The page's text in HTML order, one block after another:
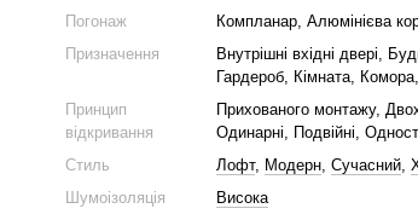
Погонаж
Компланар, Алюмінієва
Призначення
Внутрішні вхідні двері,
Гардероб, Кімната,
Принцип
відкривання
Прихованого монтажу,
Одинарні, Подвійні,
Стиль
Лофт, Модерн, Сучасний,
Шумоізоляція
Висока